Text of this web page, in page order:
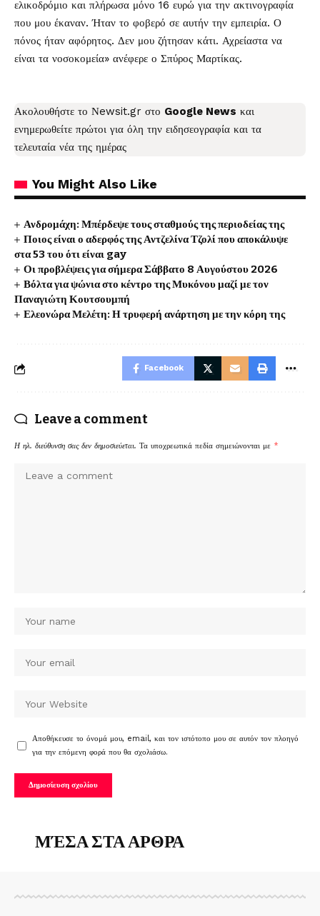
ελικοδρόμιο και πλήρωσα μόνο 16 ευρώ για την ακτινογραφία
που μου έκαναν. Ήταν το φοβερό σε αυτήν την εμπειρία. Ο
πόνος ήταν αφόρητος. Δεν μου ζήτησαν κάτι. Αχρείαστα να
είναι τα νοσοκομεία» ανέφερε ο Σπύρος Μαρτίκας.
Ακολουθήστε το Νewsit.gr στο Google News και
ενημερωθείτε πρώτοι για όλη την ειδησεογραφία και τα
τελευταία νέα της ημέρας
You Might Also Like
Ανδρομάχη: Μπέρδεψε τους σταθμούς της περιοδείας της
Ποιος είναι ο αδερφός της Αντζελίνα Τζολί που αποκάλυψε
στα 53 του ότι είναι gay
Οι προβλέψεις για σήμερα Σάββατο 8 Αυγούστου 2026
Βόλτα για ψώνια στο κέντρο της Μυκόνου μαζί με τον
Παναγιώτη Κουτσουμπή
Ελεονώρα Μελέτη: Η τρυφερή ανάρτηση με την κόρη της
Facebook
Leave a comment
Η ηλ. διεύθυνση σας δεν δημοσιεύεται. Τα υποχρεωτικά πεδία σημειώνονται με *
Αποθήκευσε το όνομά μου, email, και τον ιστότοπο μου σε αυτόν τον πλοηγό
για την επόμενη φορά που θα σχολιάσω.
ΜΈΣΑ ΣΤΑ ΑΡΘΡΑ